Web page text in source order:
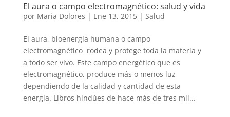
El aura o campo electromagnético: salud y vida
por Maria Dolores | Ene 13, 2015| Salud
El aura, bioenergía humana o campo
electromagnético rodea y protege toda la materia y
a todo ser vivo. Este campo energético que es
electromagnético, produce más o menos luz
dependiendo de la calidad y cantidad de esta
energía. Libros hindúes de hace más de tres mil...